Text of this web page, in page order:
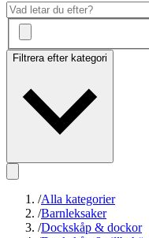
Filtrera efter kategori
/Alla kategorier
/Barnleksaker
/Dockskåp & dockor